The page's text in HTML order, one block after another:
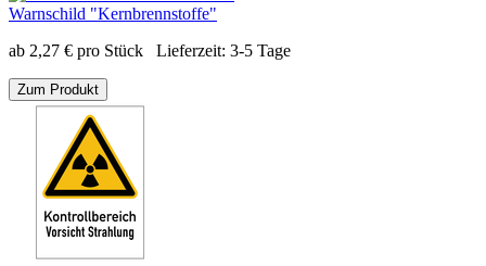
Warnschild "Kernbrennstoffe"
ab 2,27 € pro Stück Lieferzeit: 3-5 Tage
Zum Produkt